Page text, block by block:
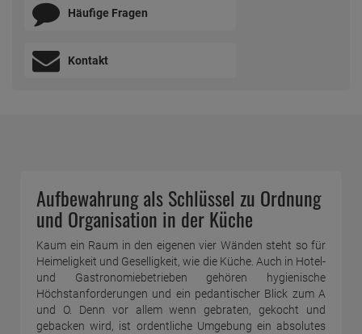
Häufige Fragen
Kontakt
Aufbewahrung als Schlüssel zu Ordnung
und Organisation in der Küche
Kaum ein Raum in den eigenen vier Wänden steht so für
Heimeligkeit und Geselligkeit, wie die Küche. Auch in Hotel-
und Gastronomiebetrieben gehören hygienische
Höchstanforderungen und ein pedantischer Blick zum A
und O. Denn vor allem wenn gebraten, gekocht und
gebacken wird, ist ordentliche Umgebung ein absolutes